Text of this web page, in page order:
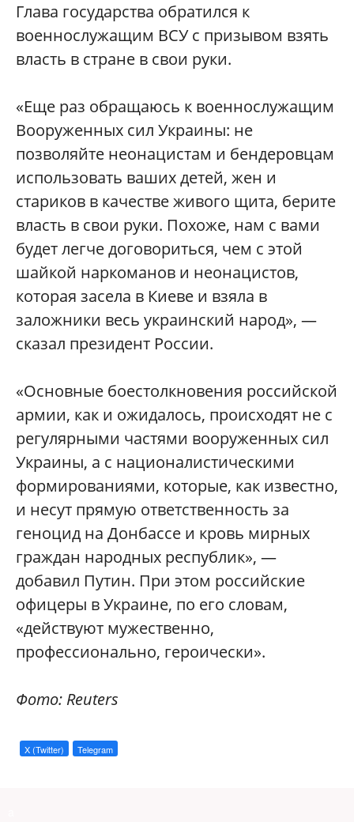
Глава государства обратился к
военнослужащим ВСУ с призывом взять
власть в стране в свои руки.
«Еще раз обращаюсь к военнослужащим
Вооруженных сил Украины: не
позволяйте неонацистам и бендеровцам
использовать ваших детей, жен и
стариков в качестве живого щита, берите
власть в свои руки. Похоже, нам с вами
будет легче договориться, чем с этой
шайкой наркоманов и неонацистов,
которая засела в Киеве и взяла в
заложники весь украинский народ», —
сказал президент России.
«Основные боестолкновения российской
армии, как и ожидалось, происходят не с
регулярными частями вооруженных сил
Украины, а с националистическими
формированиями, которые, как известно,
и несут прямую ответственность за
геноцид на Донбассе и кровь мирных
граждан народных республик», —
добавил Путин. При этом российские
офицеры в Украине, по его словам,
«действуют мужественно,
профессионально, героически».
Фото: Reuters
X (Twitter) Telegram